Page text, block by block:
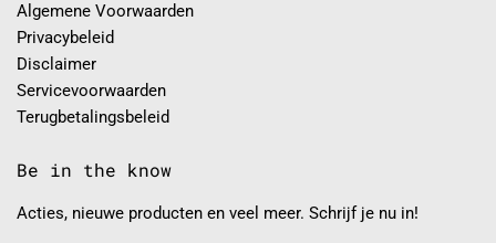
Algemene Voorwaarden
Privacybeleid
Disclaimer
Servicevoorwaarden
Terugbetalingsbeleid
Be in the know
Acties, nieuwe producten en veel meer. Schrijf je nu in!